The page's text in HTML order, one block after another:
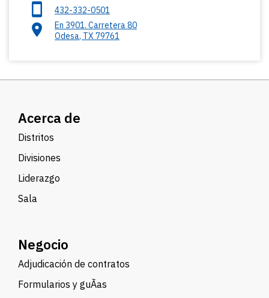
432-332-0501
En 3901. Carretera 80
Odesa, TX 79761
Acerca de
Distritos
Divisiones
Liderazgo
Sala
Negocio
Adjudicación de contratos
Formularios y guÃ­as